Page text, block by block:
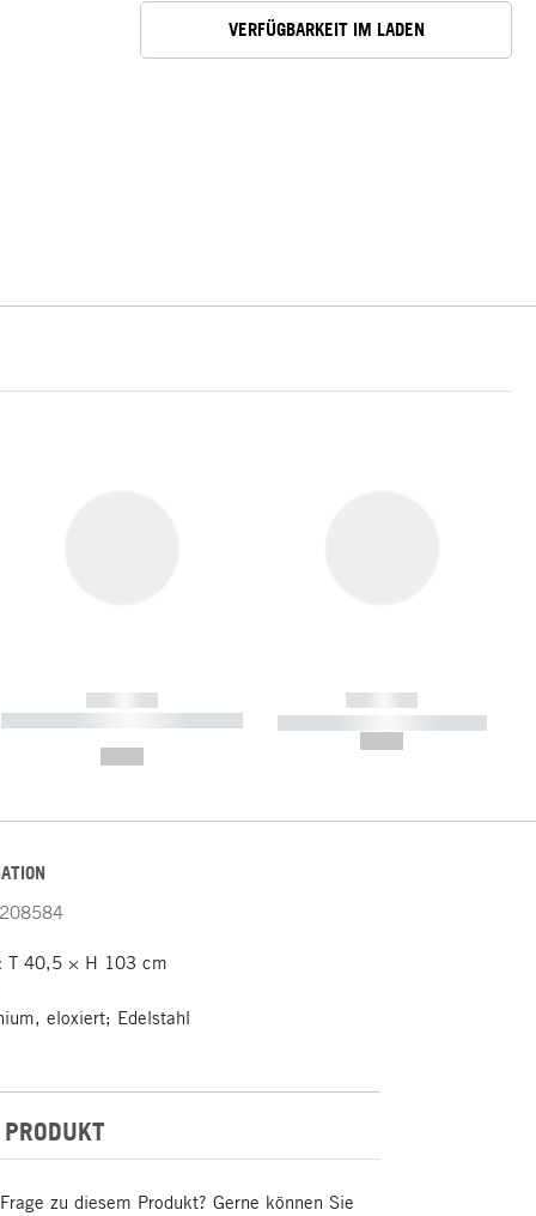
VERFÜGBARKEIT IM LADEN
------------
----------- ----------- ----------- ----
------------
----------- ----------- -----------
208584
T 40,5 × H 103 cm
eloxiert; Edelstahl
zu diesem Produkt? Gerne können Sie